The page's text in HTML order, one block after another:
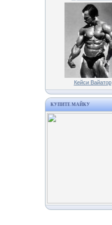
Кейси Вайатор
КУПИТЕ МАЙКУ